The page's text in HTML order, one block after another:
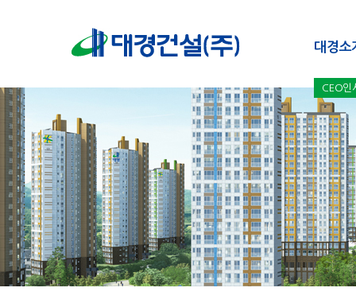
대경소
CEO인